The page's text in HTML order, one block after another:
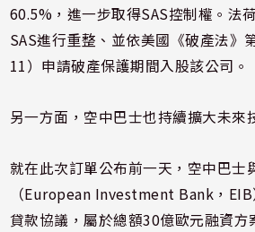
60.5%，進一步取得SAS控制權。法
SAS進行重整、並依美國《破產法》
11）申請破產保護期間入股該公司。
另一方面，空中巴士也持續擴大未來
就在此次訂單公布前一天，空中巴士
（European Investment Bank，
貸款協議，屬於總額30億歐元融資